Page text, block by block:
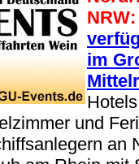
NRW:
im
und
an